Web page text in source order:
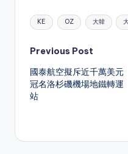
a
ts
A
p
p
e
a
d
s
C
h
t
Tags:
KE OZ 大韓
Post
navigation
Previous Post
國泰航空擬斥近千萬美元
冠名洛杉磯機場地鐵轉運
站